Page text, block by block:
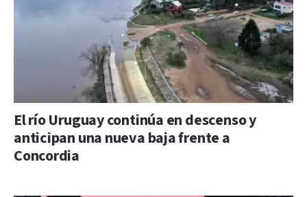
El río Uruguay continúa en descenso y
anticipan una nueva baja frente a
Concordia